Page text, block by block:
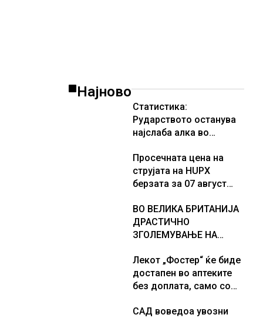
Најново
Статистика:
Рударството останува
најслаба алка во
потенцијалот за нови
инвестиции
Просечната цена на
струјата на HUPX
берзата за 07 август
евра за мегават час, на
МЕМО 153,56 евра за
мегават час
ВО ВЕЛИКА БРИТАНИЈА
ДРАСТИЧНО
ЗГОЛЕМУВАЊЕ НА
РАБОТНИЦИ НА ЦРНО
Лекот „Фостер“ ќе биде
достапен во аптеките
без доплата, само со
партиципација
САД воведоа увозни